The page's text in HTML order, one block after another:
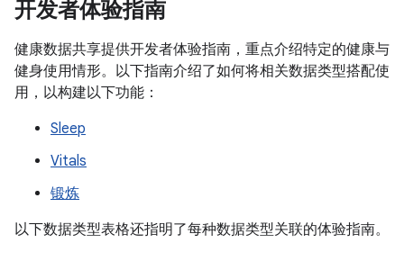
开发者体验指南
健康数据共享提供开发者体验指南，重点介绍特定的健康与
健身使用情形。以下指南介绍了如何将相关数据类型搭配使
用，以构建以下功能：
Sleep
Vitals
锻炼
以下数据类型表格还指明了每种数据类型关联的体验指南。